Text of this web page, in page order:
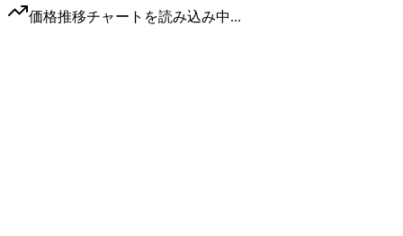
価格推移チャートを読み込み中...